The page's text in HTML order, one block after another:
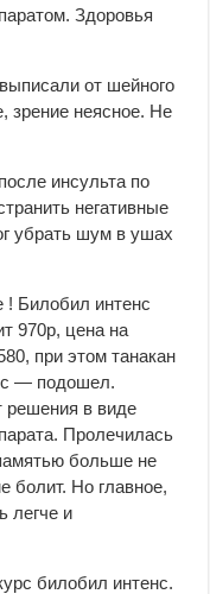
Здоровья
от шейного
зрение неясное. Не
инсульта по
негативные
убрать шум в ушах
! Билобил интенс
970р, цена на
при этом танакан
— подошел.
в виде
Пролечилась
больше не
болит. Но главное,
легче и
билобил интенс.